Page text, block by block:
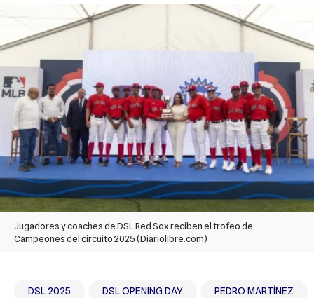
Jugadores y coaches de DSL Red Sox reciben el trofeo de
Campeones del circuito 2025 (Diariolibre.com)
DSL 2025 DSL OPENING DAY PEDRO MARTÍNEZ